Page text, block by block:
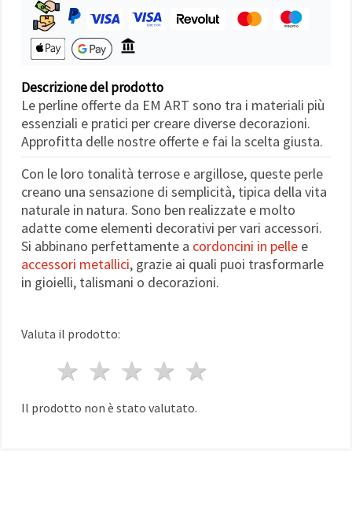
cookies
Accetta
Impostazioni
Descrizione del prodotto
Le perline offerte da EM ART sono tra i materiali più
essenziali e pratici per creare diverse decorazioni.
Approfitta delle nostre offerte e fai la scelta giusta.
Con le loro tonalità terrose e argillose, queste perle
creano una sensazione di semplicità, tipica della vita
naturale in natura. Sono ben realizzate e molto
adatte come elementi decorativi per vari accessori.
Si abbinano perfettamente a cordoncini in pelle e
accessori metallici, grazie ai quali puoi trasformarle
in gioielli, talismani o decorazioni.
Valuta il prodotto:
4 stelle
3 stelle
2 stelle
1 stella
Il prodotto non è stato valutato.